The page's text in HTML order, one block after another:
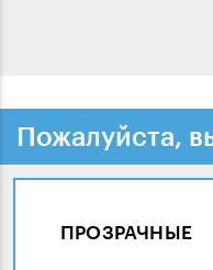
Пожалуйста,
ПРОЗРАЧНЫЕ